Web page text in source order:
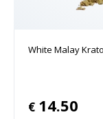
White Malay
€ 14.50